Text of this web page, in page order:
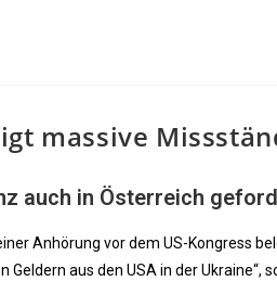
massive
auch in Österreich
Anhörung vor dem US-Kongress
aus den USA in der Ukraine“,